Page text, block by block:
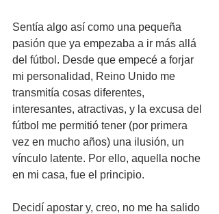
Sentía algo así como una pequeña
pasión que ya empezaba a ir más allá
del fútbol. Desde que empecé a forjar
mi personalidad, Reino Unido me
transmitía cosas diferentes,
interesantes, atractivas, y la excusa del
fútbol me permitió tener (por primera
vez en mucho años) una ilusión, un
vínculo latente. Por ello, aquella noche
en mi casa, fue el principio.
Decidí apostar y, creo, no me ha salido